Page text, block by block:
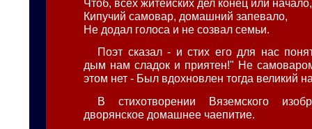
Чтоб, всех житейских дел конец или начало,
Кипучий самовар, домашний запевало,
Не додал голоса и не созвал семьи.
Поэт сказал - и стих его для нас
дым нам сладок и приятен!" Не
этом нет - Был вдохновлен тогда великий
В стихотворении Вяземского
дворянское домашнее чаепитие.